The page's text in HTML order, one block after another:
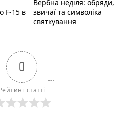
F-15 в
Вербна неділя: обряди,
звичаї та символіка
святкування
0
статті